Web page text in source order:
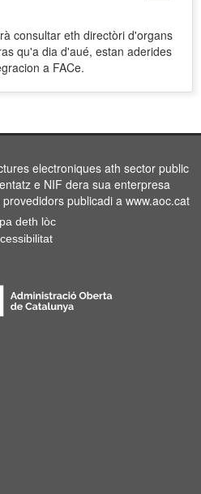
consultar eth directòri d'organs
qu'a dia d'aué, estan aderides
a FACe.
electroniques ath sector public
e NIF dera sua enterpresa
publicadi a www.aoc.cat
deth lòc